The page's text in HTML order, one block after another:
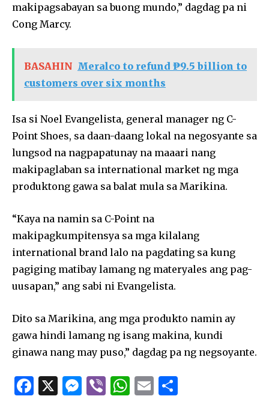
makipagsabayan sa buong mundo,” dagdag pa ni
Cong Marcy.
BASAHIN Meralco to refund ₱9.5 billion to
customers over six months
Isa si Noel Evangelista, general manager ng C-
Point Shoes, sa daan-daang lokal na negosyante sa
lungsod na nagpapatunay na maaari nang
makipaglaban sa international market ng mga
produktong gawa sa balat mula sa Marikina.
“Kaya na namin sa C-Point na
makipagkumpitensya sa mga kilalang
international brand lalo na pagdating sa kung
pagiging matibay lamang ng materyales ang pag-
uusapan,” ang sabi ni Evangelista.
Dito sa Marikina, ang mga produkto namin ay
gawa hindi lamang ng isang makina, kundi
ginawa nang may puso,” dagdag pa ng negsoyante.
F
X M Vi W E